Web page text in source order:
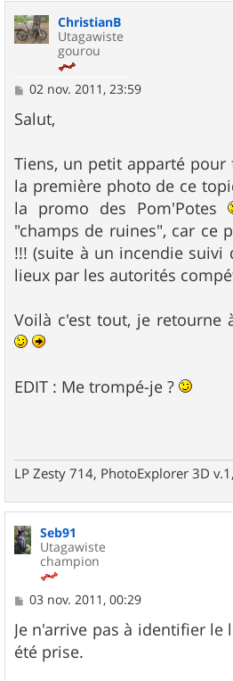
ChristianB
Utagawiste
gourou
M
s
s
g
e
02 nov. 2011, 23:59
Salut,
Tiens, un petit apparté
la première photo de ce
la promo des Pom'Potes
"champs de ruines", car ce
!!! (suite à un incendie suivi
lieux par les autorités
Voilà c'est tout, je retourne
EDIT : Me trompé-je ?
LP Zesty 714, PhotoExplorer 3D
Seb91
Utagawiste
champion
M
s
s
a
03 nov. 2011, 00:29
Je n'arrive pas à identifier
été prise.